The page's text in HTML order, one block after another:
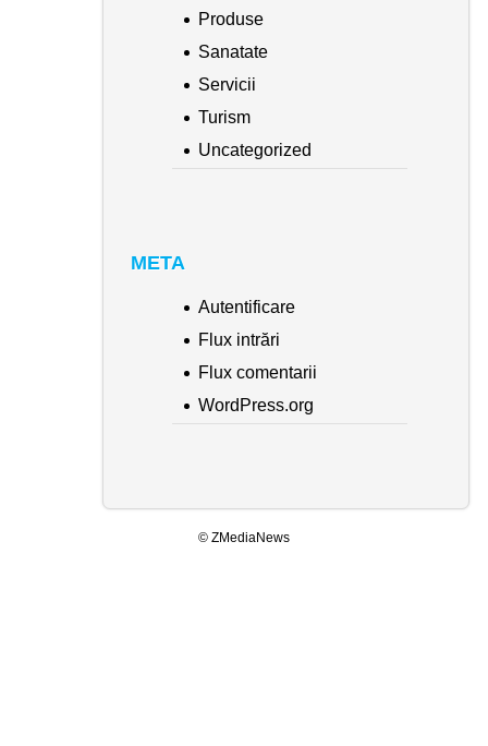
Produse
Sanatate
Servicii
Turism
Uncategorized
META
Autentificare
Flux intrări
Flux comentarii
WordPress.org
© ZMediaNews